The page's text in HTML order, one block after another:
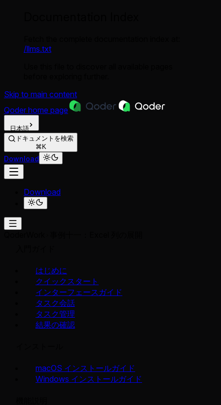
/llms.txt
Skip to main content
Qoder home page
日本語
ドキュメントを検索
⌘K
Download
Download
はじめに
クイックスタート
インターフェースガイド
タスク会話
タスク管理
結果の確認
macOS インストールガイド
Windows インストールガイド